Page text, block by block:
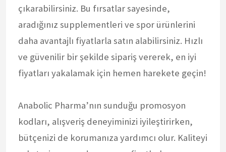
çıkarabilirsiniz. Bu fırsatlar sayesinde,
aradığınız supplementleri ve spor ürünlerini
daha avantajlı fiyatlarla satın alabilirsiniz. Hızlı
ve güvenilir bir şekilde sipariş vererek, en iyi
fiyatları yakalamak için hemen harekete geçin!
Anabolic Pharma’nın sunduğu promosyon
kodları, alışveriş deneyiminizi iyileştirirken,
bütçenizi de korumanıza yardımcı olur. Kaliteyi